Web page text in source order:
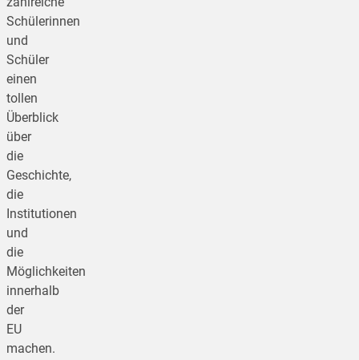
Schülerinnen
und
Schüler
einen
tollen
Überblick
über
die
Geschichte,
die
Institutionen
und
die
Möglichkeiten
innerhalb
der
EU
machen.